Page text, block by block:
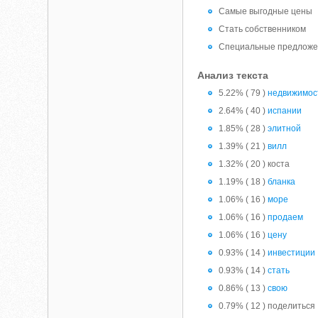
Самые выгодные цены
Стать собственником
Специальные
Анализ текста
5.22% ( 79 )
2.64% ( 40 )испании
1.85% ( 28 )элитной
1.39% ( 21 )вилл
1.32% ( 20 ) коста
1.19% ( 18 )бланка
1.06% ( 16 )море
1.06% ( 16 )продаем
1.06% ( 16 )цену
0.93% ( 14 )инвестиции
0.93% ( 14 )стать
0.86% ( 13 )свою
0.79% ( 12 ) поделиться